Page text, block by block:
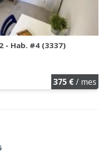
- Hab. #4 (3337)
375 €/ mes